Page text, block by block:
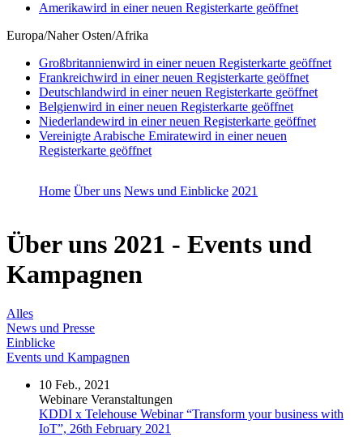
Amerikawird in einer neuen Registerkarte geöffnet
Europa/Naher Osten/Afrika
Großbritannienwird in einer neuen Registerkarte geöffnet
Frankreichwird in einer neuen Registerkarte geöffnet
Deutschlandwird in einer neuen Registerkarte geöffnet
Belgienwird in einer neuen Registerkarte geöffnet
Niederlandewird in einer neuen Registerkarte geöffnet
Vereinigte Arabische Emiratewird in einer neuen
Registerkarte geöffnet
Home Über uns News und Einblicke 2021
Über uns 2021 - Events und
Kampagnen
Alles
News und Presse
Einblicke
Events und Kampagnen
10 Feb., 2021
Webinare Veranstaltungen
KDDI x Telehouse Webinar “Transform your business with
IoT”, 26th February 2021